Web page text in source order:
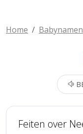
Home Babynamen
Feiten over